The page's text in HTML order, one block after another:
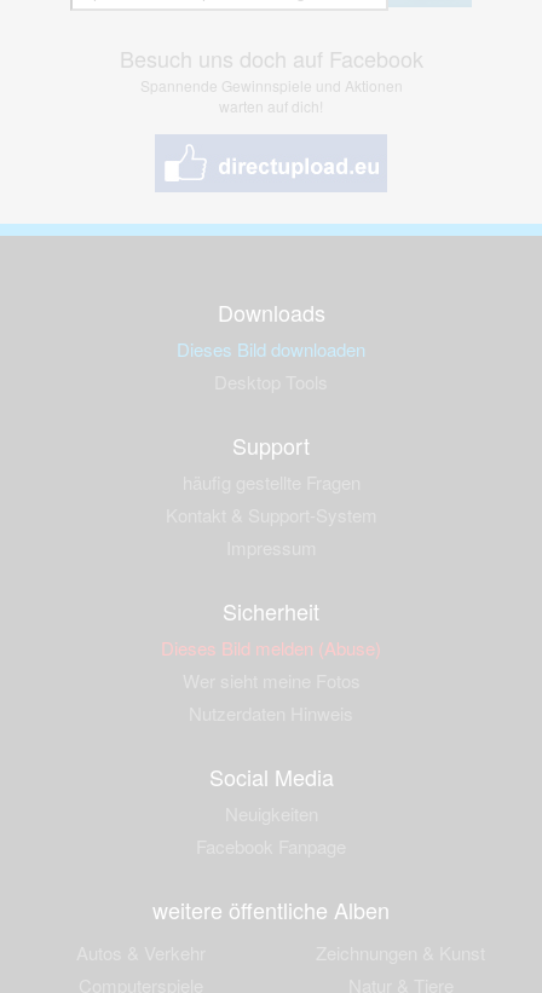
Besuch uns doch auf Facebook
Spannende Gewinnspiele und Aktionen
warten auf dich!
Downloads
Dieses Bild downloaden
Support
Sicherheit
Dieses Bild melden (Abuse)
Social Media
weitere öffentliche Alben